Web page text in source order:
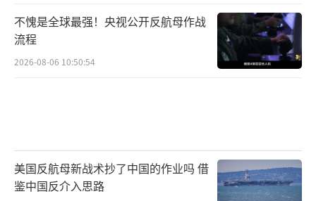
不愧是全球最强！央视公开反航母作战
流程
2026-08-06 10:50:54
美国反航母新战术抄了中国的作业吗 借
鉴中国反介入思路